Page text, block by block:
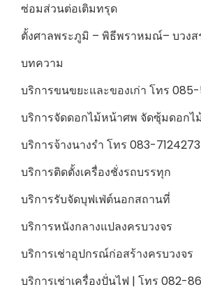
ซ่อมส่วนต่อเติมทรุด
ตั้งศาลพระภูมิ – พิธีพราหมณ์– บวงส
บทความ
บริการขนขยะและของเก่า โทร
บริการจัดดอกไม้หน้าศพ จัดซุ้มดอกไ
บริการจ้างนางรำ โทร 083-7124273
บริการติดตั้งเครื่องชั่งรถบรรทุก
บริการรับจัดบุฟเฟ่ต์นอกสถานที่
บริการหนังกลางแปลงครบวงจร
บริการเช่าอุปกรณ์ก่อสร้างครบวงจร
บริการเช่าเครื่องปั่นไฟ | โทร 082-